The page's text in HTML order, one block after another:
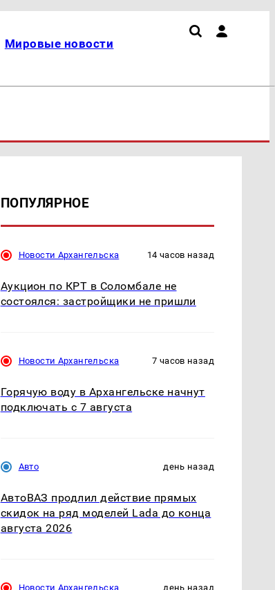
Мировые новости
ПОПУЛЯРНОЕ
Новости Архангельска 14 часов назад
Аукцион по КРТ в Соломбале не
состоялся: застройщики не пришли
Новости Архангельска 7 часов назад
Горячую воду в Архангельске начнут
подключать с 7 августа
Авто день назад
АвтоВАЗ продлил действие прямых
скидок на ряд моделей Lada до конца
августа 2026
Новости Архангельска день назад